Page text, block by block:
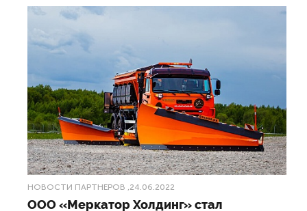
НОВОСТИ ПАРТНЕРОВ ,24.06.2022
ООО «Меркатор Холдинг» стал